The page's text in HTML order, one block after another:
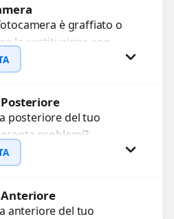
Preventivo
WhatsApp
è graffiato o
la sostituzione con
qualità garantiti per 3
Preventivo
WhatsApp
posteriore del tuo
problemi?
per risolvere guasti come
messa a fuoco non
Preventivo
anteriore del tuo